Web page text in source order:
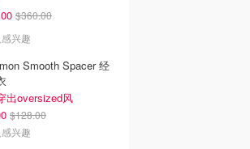
$360.00
兴趣
Smooth Spacer 经
出oversized风
$128.00
兴趣